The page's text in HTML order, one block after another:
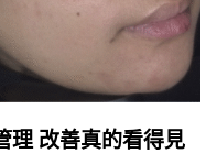
理 改善真的看得見